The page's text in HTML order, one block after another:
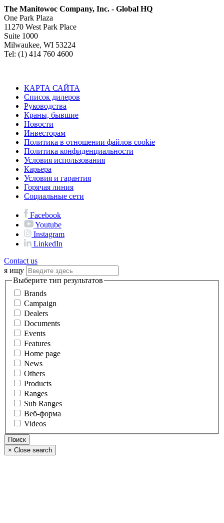
The Manitowoc Company, Inc. - Global HQ
One Park Plaza
11270 West Park Place
Suite 1000
Milwaukee, WI 53224
Tel: (1) 414 760 4600
КАРТА САЙТА
Список дилеров
Руководства
Краны, бывшие
Новости
Инвесторам
Политика в отношении файлов cookie
Политика конфиденциальности
Условия использования
Карьера
Условия и гарантия
Горячая линия
Социальные сети
Facebook
Youtube
Instagram
LinkedIn
Contact us
я ищу
Выберите тип результатов
Brands
Campaign
Dealers
Documents
Events
Features
Home page
News
Others
Products
Ranges
Sub Ranges
Веб-форма
Videos
× Close search